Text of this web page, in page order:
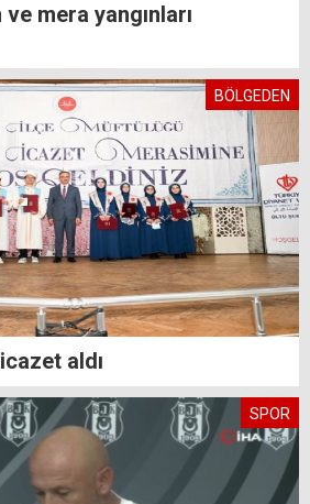
mera yangınları
BÖLGEDEN
aldı
SPOR